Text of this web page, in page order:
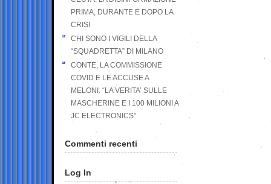
PRIMA, DURANTE E DOPO LA
CRISI
CHI SONO I VIGILI DELLA
“SQUADRETTA” DI MILANO
CONTE, LA COMMISSIONE
COVID E LE ACCUSE A
MELONI: “LA VERITA’ SULLE
MASCHERINE E I 100 MILIONI A
JC ELECTRONICS”
Commenti recenti
Log In